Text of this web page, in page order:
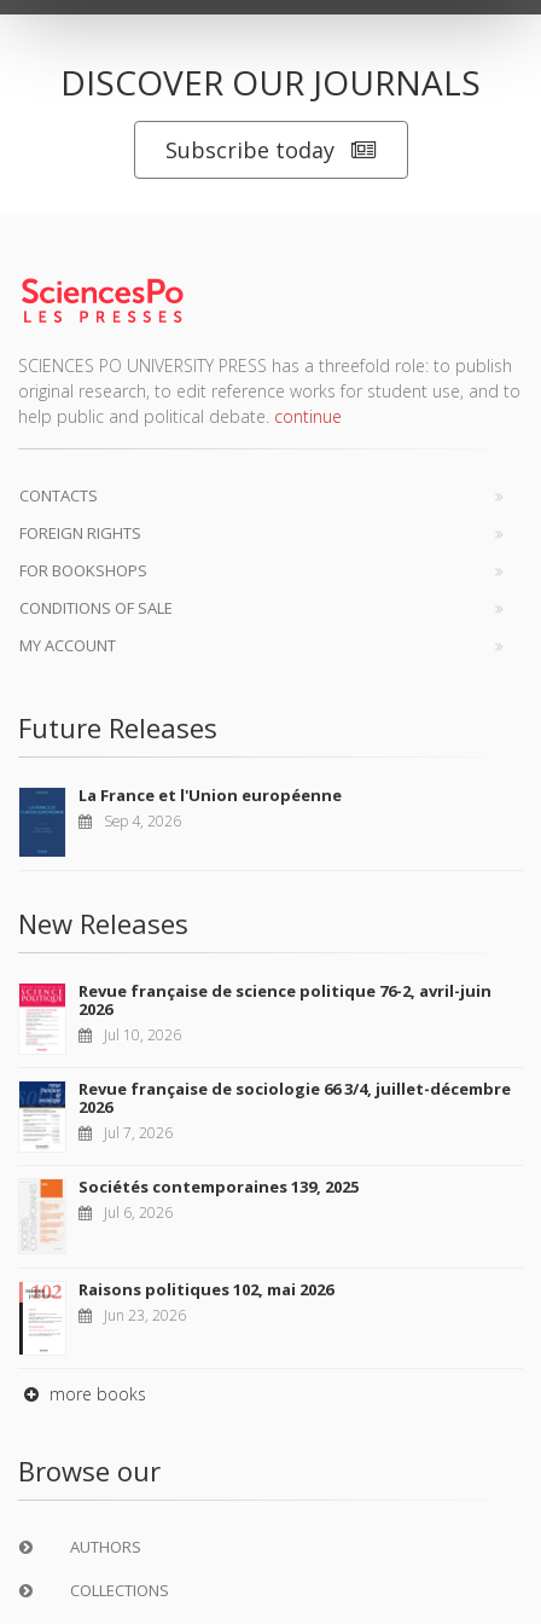
DISCOVER OUR JOURNALS
Subscribe today
SCIENCES PO UNIVERSITY PRESS has a threefold role: to publish
original research, to edit reference works for student use, and to
help public and political debate. continue
CONTACTS
FOREIGN RIGHTS
FOR BOOKSHOPS
CONDITIONS OF SALE
MY ACCOUNT
Future Releases
La France et l'Union européenne
Sep 4, 2026
New Releases
Revue française de science politique 76-2, avril-juin
2026
Jul 10, 2026
Revue française de sociologie 66 3/4, juillet-décembre
2026
Jul 7, 2026
Sociétés contemporaines 139, 2025
Jul 6, 2026
Raisons politiques 102, mai 2026
Jun 23, 2026
more books
Browse our
AUTHORS
COLLECTIONS